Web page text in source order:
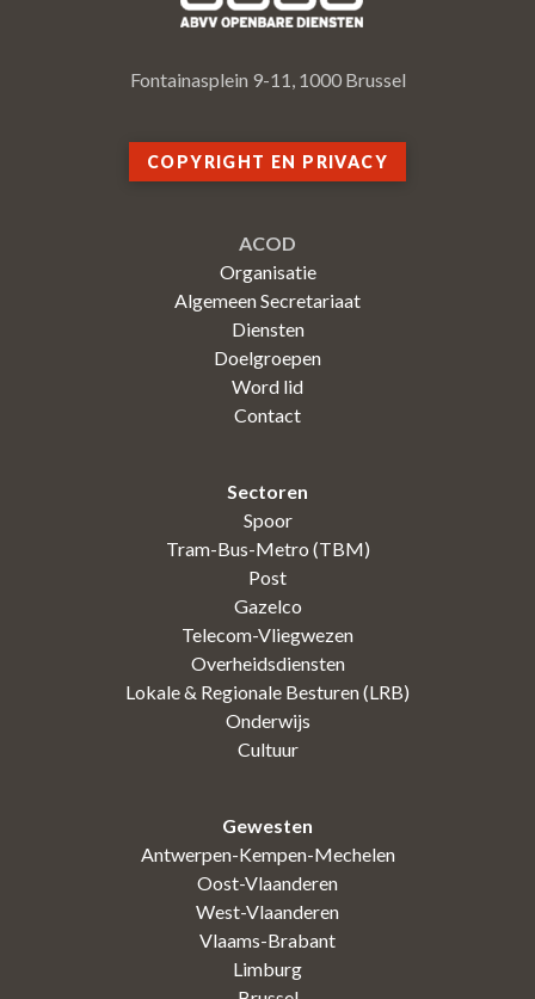
Fontainasplein 9-11, 1000 Brussel
COPYRIGHT EN PRIVACY
ACOD
Organisatie
Algemeen Secretariaat
Diensten
Doelgroepen
Word lid
Contact
Sectoren
Spoor
Tram-Bus-Metro (TBM)
Post
Gazelco
Telecom-Vliegwezen
Overheidsdiensten
Lokale & Regionale Besturen (LRB)
Onderwijs
Cultuur
Gewesten
Antwerpen-Kempen-Mechelen
Oost-Vlaanderen
West-Vlaanderen
Vlaams-Brabant
Limburg